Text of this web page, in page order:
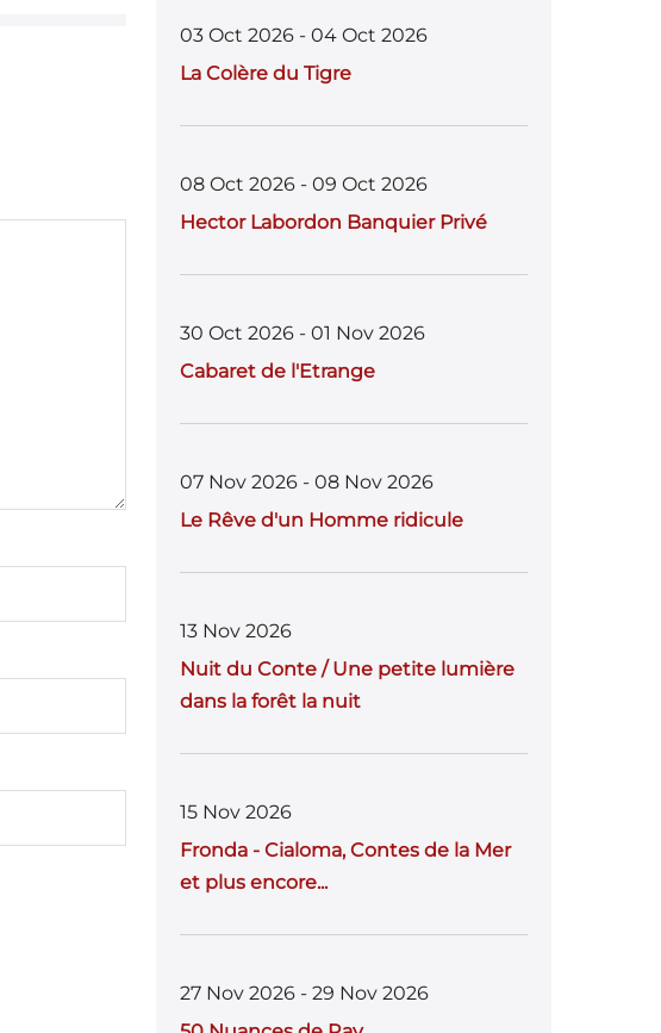
03 Oct 2026 - 04 Oct 2026
La Colère du Tigre
08 Oct 2026 - 09 Oct 2026
Hector Labordon Banquier Privé
30 Oct 2026 - 01 Nov 2026
Cabaret de l'Etrange
07 Nov 2026 - 08 Nov 2026
Le Rêve d'un Homme ridicule
13 Nov 2026
Nuit du Conte / Une petite lumière
dans la forêt la nuit
15 Nov 2026
Fronda - Cialoma, Contes de la Mer
et plus encore...
27 Nov 2026 - 29 Nov 2026